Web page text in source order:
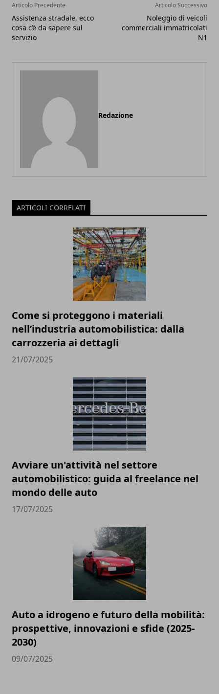
Articolo Precedente
Assistenza stradale, ecco
cosa c’è da sapere sul
servizio
Articolo Successivo
Noleggio di veicoli
commerciali immatricolati
N1
Redazione
ARTICOLI CORRELATI
Come si proteggono i materiali
nell’industria automobilistica: dalla
carrozzeria ai dettagli
21/07/2025
Avviare un'attività nel settore
automobilistico: guida al freelance nel
mondo delle auto
17/07/2025
Auto a idrogeno e futuro della mobilità:
prospettive, innovazioni e sfide (2025-
2030)
09/07/2025